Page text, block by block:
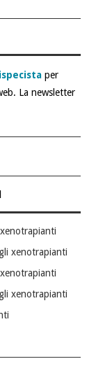
per
La newsletter
xenotrapianti
xenotrapianti